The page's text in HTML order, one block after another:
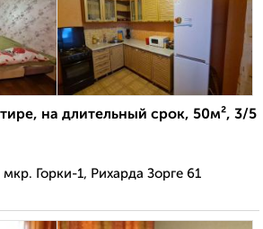
на длительный срок, 50м², 3/5
Горки-1, Рихарда Зорге 61